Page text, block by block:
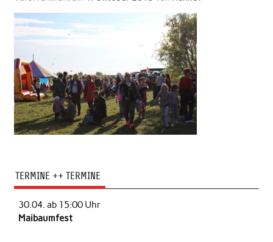
TERMINE ++ TERMINE
30.04. ab 15:00 Uhr
Maibaumfest